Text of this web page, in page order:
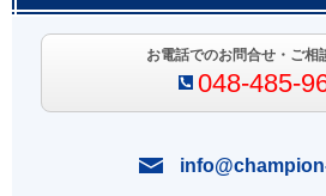
お電話でのお問合せ・ご相
048-485-